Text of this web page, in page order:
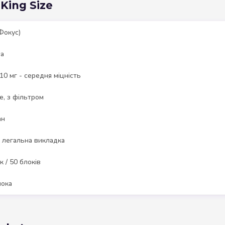
Size
мг - середня міцність
з фільтром
викладка
/ 50 блоків